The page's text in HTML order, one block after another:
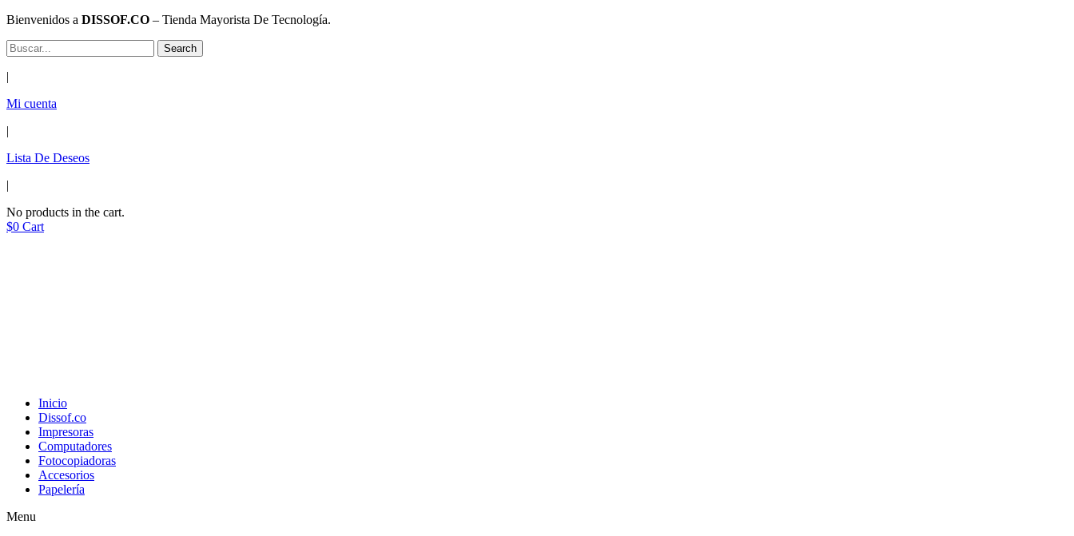
Bienvenidos a DISSOF.CO – Tienda Mayorista De Tecnología.
Search
|
Mi cuenta
|
Lista De Deseos
|
No products in the cart.
$0 Cart
Inicio
Dissof.co
Impresoras
Computadores
Fotocopiadoras
Accesorios
Papelería
Menu